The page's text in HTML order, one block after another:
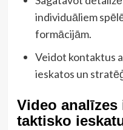
individuāliem
formācijām.
Veidot kontaktus
ieskatos un
Video analīzes
taktisko